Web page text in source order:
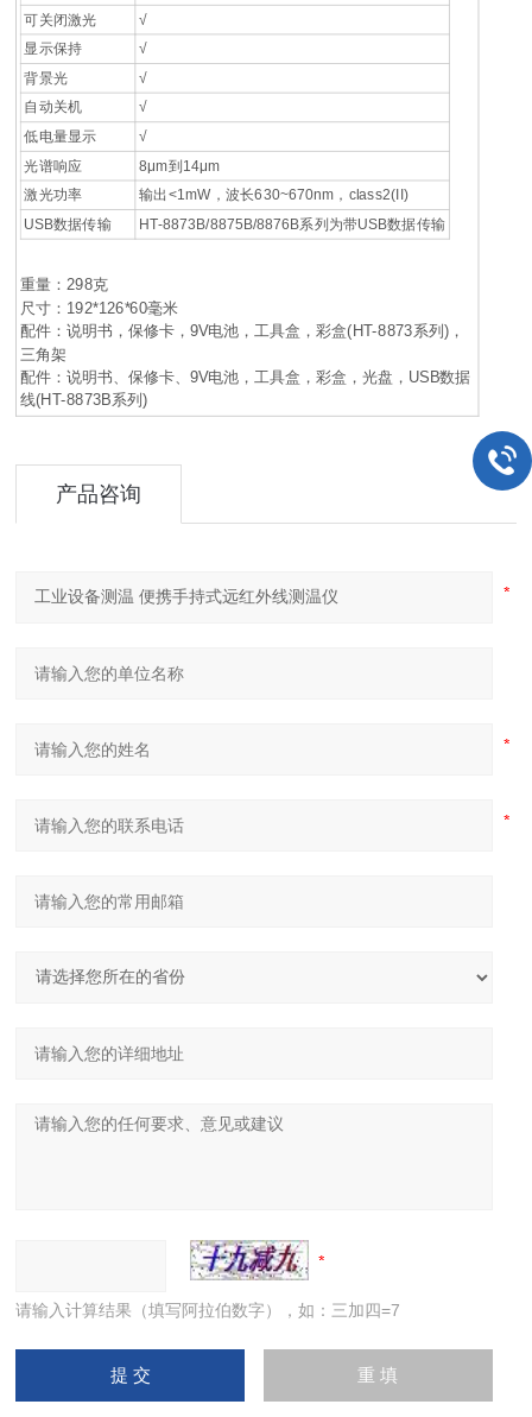
可关闭激光
√
显示保持
√
背景光
√
自动关机
√
低电量显示
√
光谱响应
8μm到14μm
激光功率
输出<1mW，波长630~670nm，class2(II)
USB数据传输
HT-8873B/8875B/8876B系列为带USB数据传输
重量：298克
尺寸：192*126*60毫米
配件：说明书，保修卡，9V电池，工具盒，彩盒(HT-8873系列)，
三角架
配件：说明书、保修卡、9V电池，工具盒，彩盒，光盘，USB数据
线(HT-8873B系列)
产品咨询
请输入计算结果（填写阿拉伯数字），如：三加四=7